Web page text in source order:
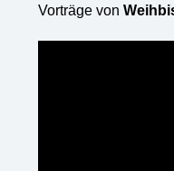
Vorträge von